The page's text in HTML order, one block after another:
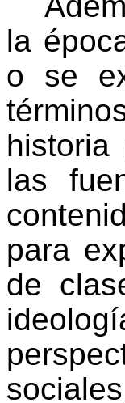
la
o se
historia
las
para
de